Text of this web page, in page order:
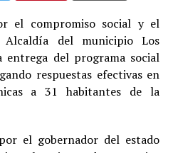
el compromiso social y el
del municipio Los
entrega del programa social
respuestas efectivas en
a 31 habitantes de la
el gobernador del estado